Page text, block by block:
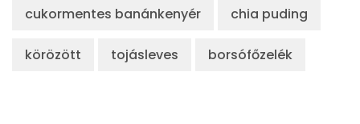
cukormentes banánkenyér chia puding
körözött tojásleves borsófőzelék